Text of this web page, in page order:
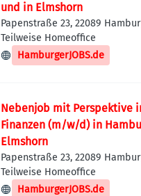
und in Elmshorn
Papenstraße 23, 22089
Deutschland
Teilweise Homeoffice
HamburgerJOBS.de
Nebenjob mit Perspektive
Finanzen (m/w/d) in
Elmshorn
Papenstraße 23, 22089
Deutschland
Teilweise Homeoffice
HamburgerJOBS.de